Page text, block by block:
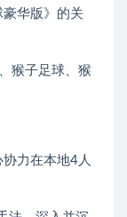
华版》的关
猴子足球、猴
力在本地4人